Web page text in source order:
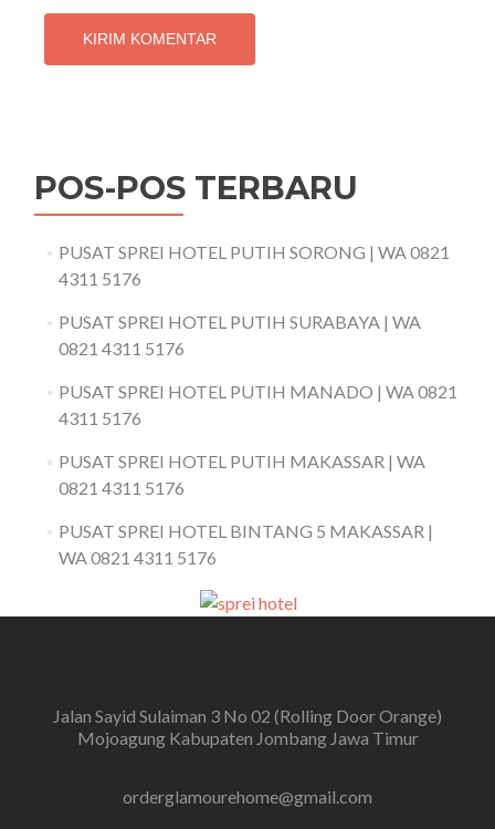
POS-POS TERBARU
PUSAT SPREI HOTEL PUTIH SORONG | WA 0821
4311 5176
PUSAT SPREI HOTEL PUTIH SURABAYA | WA
0821 4311 5176
PUSAT SPREI HOTEL PUTIH MANADO | WA 0821
4311 5176
PUSAT SPREI HOTEL PUTIH MAKASSAR | WA
0821 4311 5176
PUSAT SPREI HOTEL BINTANG 5 MAKASSAR |
WA 0821 4311 5176
Jalan Sayid Sulaiman 3 No 02 (Rolling Door Orange)
Mojoagung Kabupaten Jombang Jawa Timur
orderglamourehome@gmail.com